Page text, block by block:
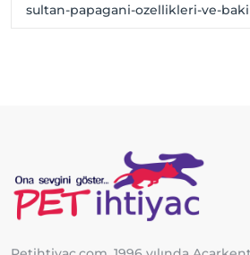
sultan-papagani-ozellikleri-ve-